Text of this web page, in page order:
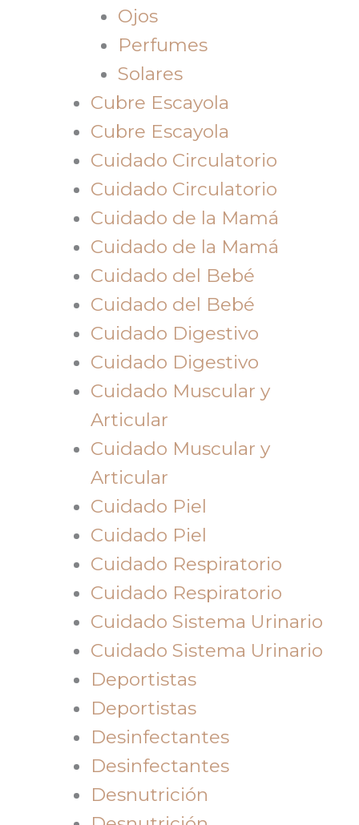
Ojos
Perfumes
Solares
Cubre Escayola
Cubre Escayola
Cuidado Circulatorio
Cuidado Circulatorio
Cuidado de la Mamá
Cuidado de la Mamá
Cuidado del Bebé
Cuidado del Bebé
Cuidado Digestivo
Cuidado Digestivo
Cuidado Muscular y
Articular
Cuidado Muscular y
Articular
Cuidado Piel
Cuidado Piel
Cuidado Respiratorio
Cuidado Respiratorio
Cuidado Sistema Urinario
Cuidado Sistema Urinario
Deportistas
Deportistas
Desinfectantes
Desinfectantes
Desnutrición